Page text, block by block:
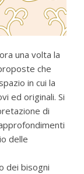
una volta la
che
in cui la
ed originali. Si
di
delle
dei bisogni